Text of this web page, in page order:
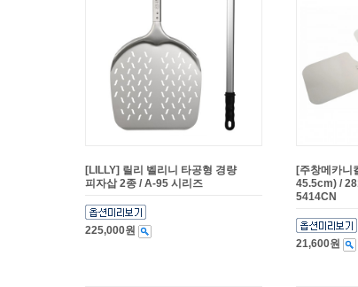
[LILLY] 릴리 벨리니 타공형 경량
피자삽 2종 / A-95 시리즈
225,000원
[주창메카니
45.5cm) /
5414CN
21,600원